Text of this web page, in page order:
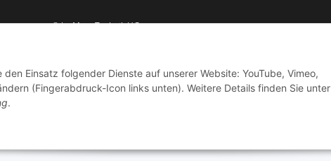
Einsatz folgender Dienste auf unserer Website: YouTube, Vimeo,
(Fingerabdruck-Icon links unten). Weitere Details finden Sie unter
.
© by Moto Technik UG